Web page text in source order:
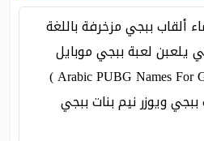
ألقاب ببجي مزخرفة باللغة
يلعبن لعبة ببجي موبايل
كلها جاهزة للنسخ ( Arabic PUBG Names For Girls )
ويوزر نيم بنات ببجي